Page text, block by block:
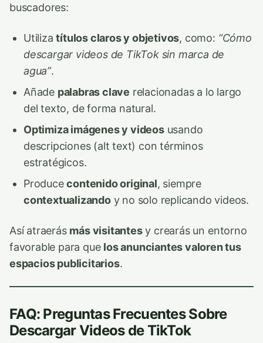
buscadores:
Utilizatítulos claros y objetivos, como: “Cómo
descargar videos de TikTok sin marca de
agua”.
Añade palabras clave relacionadas a lo largo
del texto, de forma natural.
Optimiza imágenes y videosusando
descripciones (alt text) con términos
estratégicos.
Producecontenido original, siempre
contextualizandoy no solo replicando videos.
Así atraerás más visitantesy crearás un entorno
favorable para que los anunciantes valoren tus
espacios publicitarios.
FAQ: Preguntas Frecuentes Sobre
Descargar Videos de TikTok